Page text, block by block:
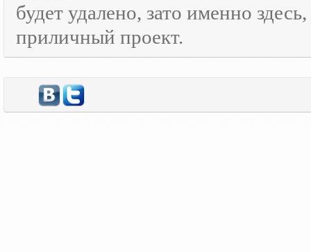
будет удалено, зато именно
приличный проект.